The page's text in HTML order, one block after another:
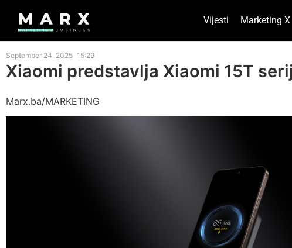
Vijesti Marketing X
September 24, 2025 15:29
Xiaomi predstavlja Xiaomi 15T
Marx.ba/MARKETING